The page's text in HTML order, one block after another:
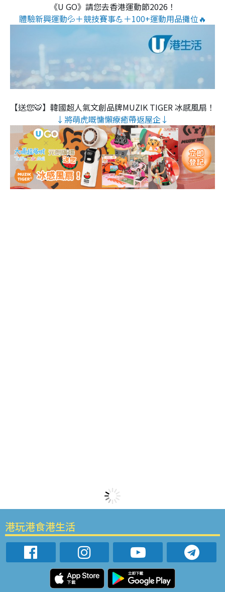
《U GO》請您去香港運動節2026！
體驗新興運動💦＋競技賽事💪＋100+運動用品攤位🔥
【送您🐯】韓國超人氣文創品牌MUZIK TIGER 冰感風扇！
↓將萌虎嘅慵懶療癒帶返屋企↓
港玩港食港生活